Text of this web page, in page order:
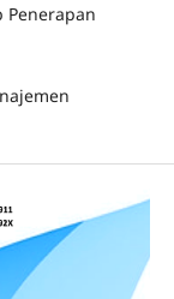
Penerapan